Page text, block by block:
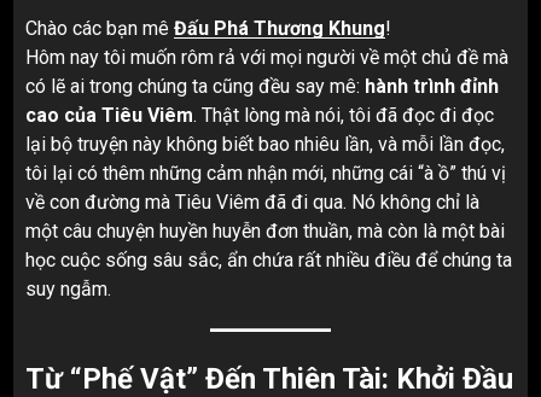
Chào các bạn mê Đấu Phá Thương Khung!
Hôm nay tôi muốn rôm rả với mọi người về một chủ đề mà
có lẽ ai trong chúng ta cũng đều say mê: hành trình đỉnh
cao của Tiêu Viêm. Thật lòng mà nói, tôi đã đọc đi đọc
lại bộ truyện này không biết bao nhiêu lần, và mỗi lần đọc,
tôi lại có thêm những cảm nhận mới, những cái “à ồ” thú vị
về con đường mà Tiêu Viêm đã đi qua. Nó không chỉ là
một câu chuyện huyền huyễn đơn thuần, mà còn là một bài
học cuộc sống sâu sắc, ẩn chứa rất nhiều điều để chúng ta
suy ngẫm.
Từ “Phế Vật” Đến Thiên Tài: Khởi Đầu